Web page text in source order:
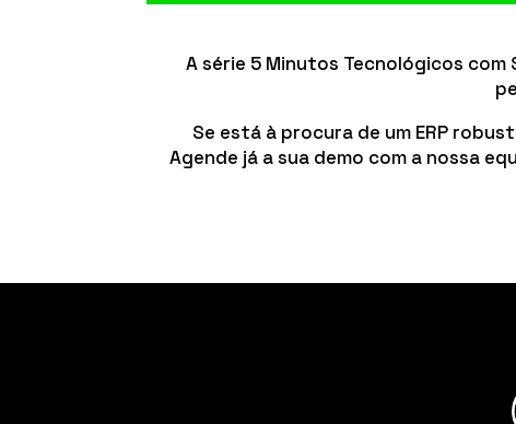
A série 5 Minutos Tecnológicos
Se está à procura de um ERP
Agende já a sua demo com a nossa